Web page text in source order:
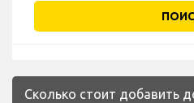
Сколько стоит добавить